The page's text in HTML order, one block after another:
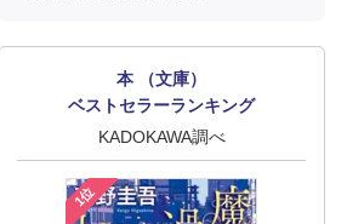
本 （文庫）
ベストセラーランキング
KADOKAWA調べ
1位